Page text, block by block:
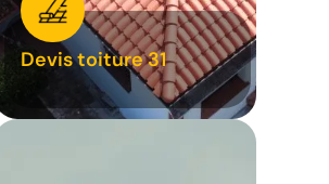
Devis toiture 31